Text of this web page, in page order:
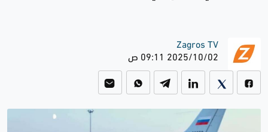
Zagros TV
2025/10/02 09:11 ص